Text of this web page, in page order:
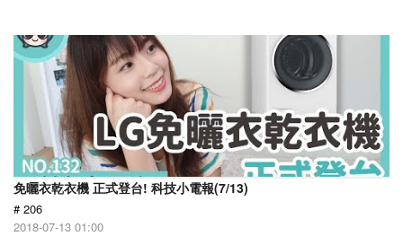
免曬衣乾衣機 正式登台! 科技小電報(7/13)
# 206
2018-07-13 01:00